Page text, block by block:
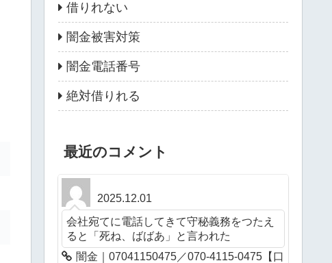
借りれない
闇金被害対策
闇金電話番号
絶対借りれる
最近のコメント
2025.12.01
会社宛てに電話してきて守秘義務をつたえ
ると「死ね、ばばあ」と言われた
闇金｜07041150475／070-4115-0475【口